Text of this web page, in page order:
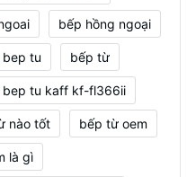
bếp hồng ngoại
bep tu bếp từ
bep tu kaff kf-fl366ii
nào tốt bếp từ oem
là gì